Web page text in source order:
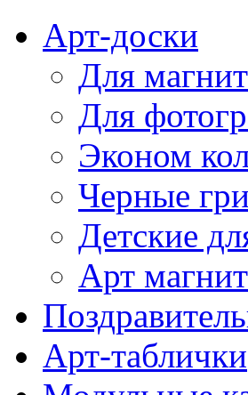
Арт-доски
Для
Для
Эконом
Черные
Детские
Арт
Арт-таблички